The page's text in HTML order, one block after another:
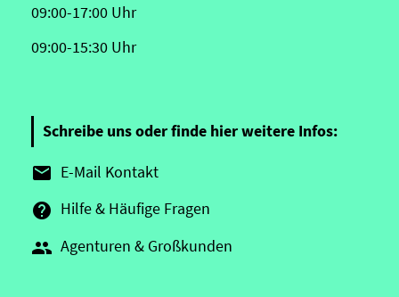
09:00-17:00 Uhr
09:00-15:30 Uhr
Schreibe uns oder finde hier weitere Infos:
 E-Mail Kontakt
 Hilfe & Häufige Fragen
 Agenturen & Großkunden